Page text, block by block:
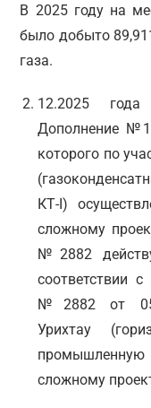
В 2025 году на
было добыто
газа.
12.2025
Дополнение
которого по
КТ-I)
сложному
№2882
соответствии
№2882 от
Урихтау
сложному